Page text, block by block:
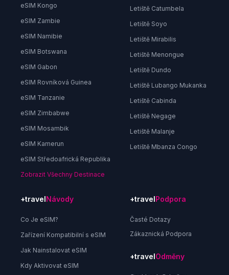
eSIM Kongo
eSIM Zambie
eSIM Namibie
eSIM Botswana
eSIM Gabon
eSIM Rovníková Guinea
eSIM Tanzanie
eSIM Zimbabwe
eSIM Mosambik
eSIM Kamerun
eSIM Středoafrická Republika
Zobrazit Všechny Destinace
Letiště Catumbela
Letiště Soyo
Letiště Mirabilis
Letiště Menongue
Letiště Dundo
Letiště Lubango Mukanka
Letiště Cabinda
Letiště Negage
Letiště Malanje
Letiště Mbanza Congo
+travelNávody
Co Je eSIM?
Zařízení Kompatibilní s eSIM
Jak Nainstalovat eSIM
Kdy Aktivovat eSIM
+travelPodpora
Časté Dotazy
Zákaznická Podpora
+travelOdměny